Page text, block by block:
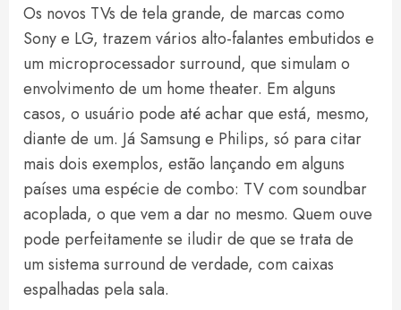
Os novos TVs de tela grande, de marcas como
Sony e LG, trazem vários alto-falantes embutidos e
um microprocessador surround, que simulam o
envolvimento de um home theater. Em alguns
casos, o usuário pode até achar que está, mesmo,
diante de um. Já Samsung e Philips, só para citar
mais dois exemplos, estão lançando em alguns
países uma espécie de combo: TV com soundbar
acoplada, o que vem a dar no mesmo. Quem ouve
pode perfeitamente se iludir de que se trata de
um sistema surround de verdade, com caixas
espalhadas pela sala.